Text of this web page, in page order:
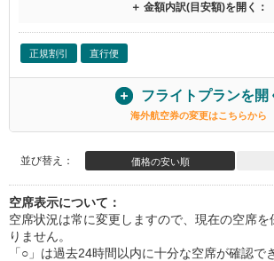
＋ 金額内訳(目安額)を開く：
正規割引 直行便
フライトプランを開
海外航空券の変更はこちらから
並び替え： 価格の安い順
空席表示について：
空席状況は常に変更しますので、現在の空席を
りません。
「○」は過去24時間以内に十分な空席が確認で